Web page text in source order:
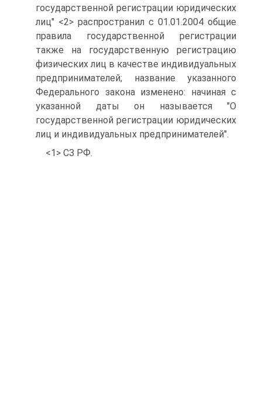
государственной регистрации юридических
лиц" <2> распространил с 01.01.2004 общие
правила государственной регистрации
также на государственную регистрацию
физических лиц в качестве индивидуальных
предпринимателей; название указанного
Федерального закона изменено: начиная с
указанной даты он называется "О
государственной регистрации юридических
лиц и индивидуальных предпринимателей".
<1> СЗ РФ.